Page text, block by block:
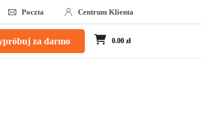
Poczta Centrum Klienta
za darmo 0.00 zł